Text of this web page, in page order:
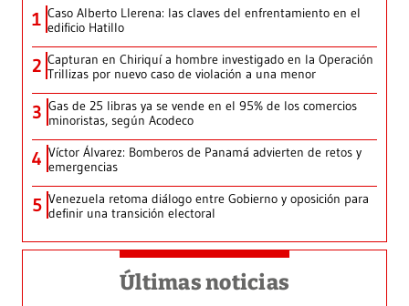
1 Caso Alberto Llerena: las claves del enfrentamiento en el
edificio Hatillo
2 Capturan en Chiriquí a hombre investigado en la Operación
Trillizas por nuevo caso de violación a una menor
3 Gas de 25 libras ya se vende en el 95% de los comercios
minoristas, según Acodeco
4 Víctor Álvarez: Bomberos de Panamá advierten de retos y
emergencias
5 Venezuela retoma diálogo entre Gobierno y oposición para
definir una transición electoral
Últimas noticias